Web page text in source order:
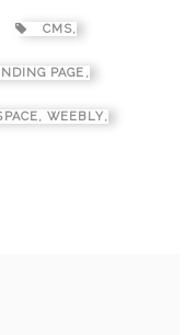
CMS,
PAGE ,
,WEEBLY,